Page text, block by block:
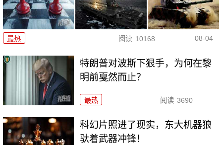
最热 阅读 10168 08-04
特朗普对波斯下狠手，为何在黎
明前戛然而止？
最热 阅读 3690
科幻片照进了现实，东大机器狼
驮着武器冲锋！